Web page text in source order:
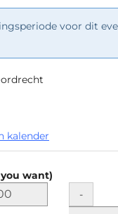
voor dit
kalender
want)
-